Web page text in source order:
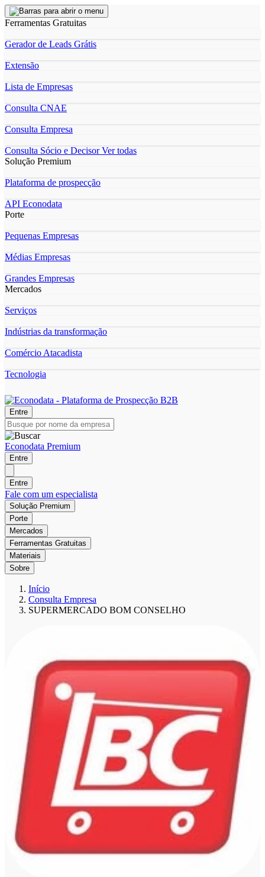
Ferramentas Gratuitas
Gerador de Leads Grátis
Extensão
Lista de Empresas
Consulta CNAE
Consulta Empresa
Consulta Sócio e DecisorVer todas
Solução Premium
Plataforma de prospecção
API Econodata
Porte
Pequenas Empresas
Médias Empresas
Grandes Empresas
Mercados
Serviços
Indústrias da transformação
Comércio Atacadista
Tecnologia
Entre
Econodata Premium
Entre
Entre
Fale com um especialista
Solução Premium
Porte
Mercados
Ferramentas Gratuitas
Materiais
Sobre
Início
Consulta Empresa
SUPERMERCADO BOM CONSELHO